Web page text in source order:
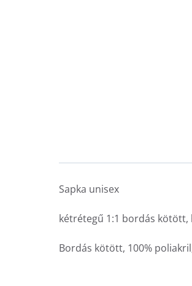
Sapka unisex
kétrétegű 1:1 bordás kötött,
Bordás kötött, 100%